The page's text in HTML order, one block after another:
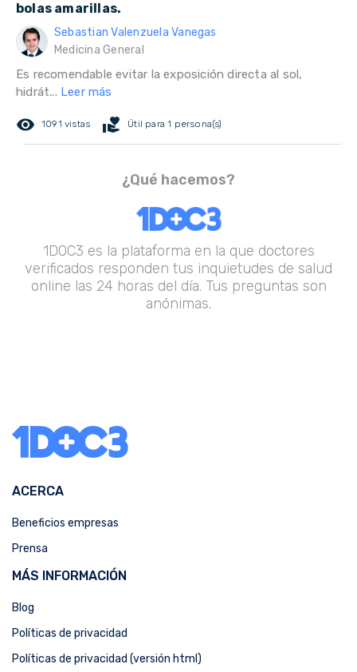
bolas amarillas.
Sebastian Valenzuela Vanegas
Medicina General
Es recomendable evitar la exposición directa al sol,
hidrát... Leer más
remove_red_eye 1091 vistas volunteer_activism Útil para 1 persona(s)
¿Qué hacemos?
1DOC3 es la plataforma en la que doctores
verificados responden tus inquietudes de salud
online las 24 horas del día. Tus preguntas son
anónimas.
ACERCA
Beneficios empresas
Prensa
MÁS INFORMACIÓN
Blog
Políticas de privacidad
Políticas de privacidad (versión html)